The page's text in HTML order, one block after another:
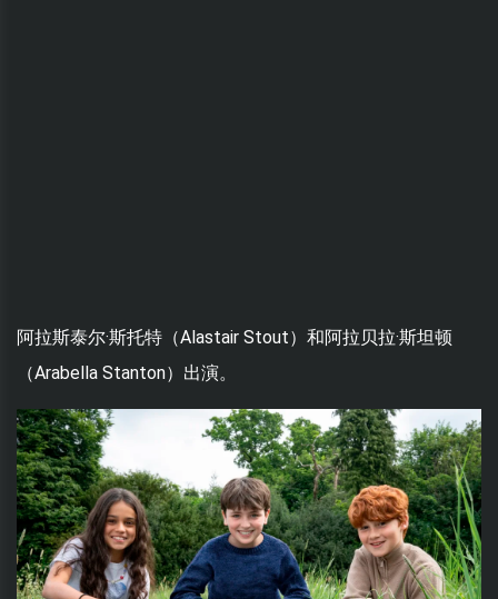
阿拉斯泰尔·斯托特（Alastair Stout）和阿拉贝拉·斯坦顿
（Arabella Stanton）出演。